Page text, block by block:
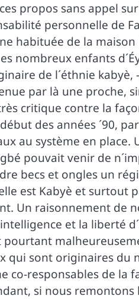
propos sans appel
personnelle de
habituée de la maison
nombreux enfants
de l´éthnie
par là une proche,
critique contre la
des années ´90,
au système en
pouvait venir de
becs et ongles un
est Kabyè et surtout
Un raisonnement de
et la liberté
qui sont originaires du
co-responsables de la
si nous